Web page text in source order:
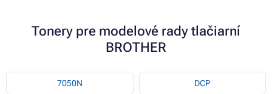
Tonery pre modelové rady tlačiarní
BROTHER
7050N DCP